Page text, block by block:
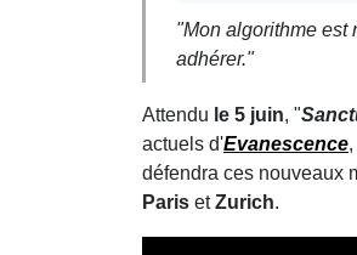
"Mon algorithme est
adhérer."
Attendu le 5 juin, "
actuels d'Evanescence
défendra ces nouveaux
Paris etZurich.